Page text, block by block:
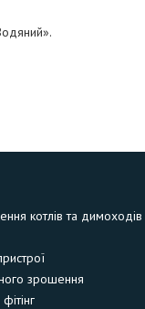
котлів та димоходів
зрошення